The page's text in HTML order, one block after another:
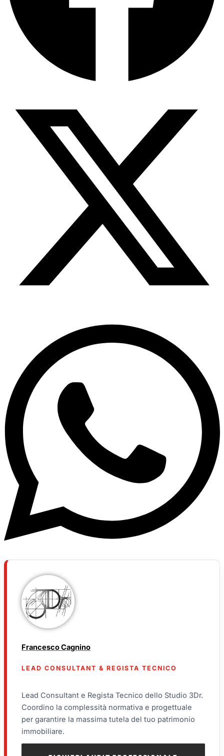
Francesco Cagnino
LEAD CONSULTANT & REGISTA TECNICO
Lead Consultant e Regista Tecnico dello Studio 3Dr.
Coordino la complessità normativa e progettuale
per garantire la massima tutela del tuo patrimonio
immobiliare.